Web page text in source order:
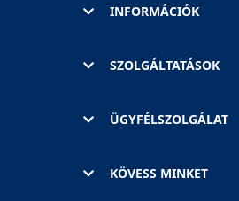
INFORMÁCIÓK
SZOLGÁLTATÁSOK
ÜGYFÉLSZOLGÁLAT
KÖVESS MINKET